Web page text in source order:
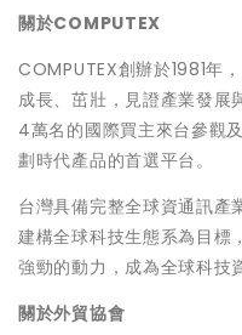
關於COMPUTEX
COMPUTEX創辦於1981年
成長、茁壯，見證產業發展
4萬名的國際買主來台參觀
劃時代產品的首選平台。
台灣具備完整全球資通訊產
建構全球科技生態系為目標
強勁的動力，成為全球科技
關於外貿協會